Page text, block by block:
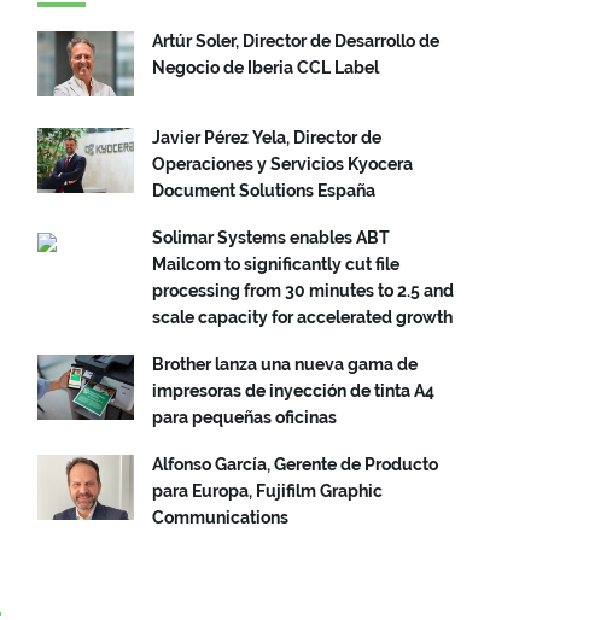
Artúr Soler, Director de Desarrollo de
Negocio de Iberia CCL Label
Javier Pérez Yela, Director de
Operaciones y Servicios Kyocera
Document Solutions España
Solimar Systems enables ABT
Mailcom to significantly cut file
processing from 30 minutes to 2.5 and
scale capacity for accelerated growth
Brother lanza una nueva gama de
impresoras de inyección de tinta A4
para pequeñas oficinas
Alfonso García, Gerente de Producto
para Europa, Fujifilm Graphic
Communications